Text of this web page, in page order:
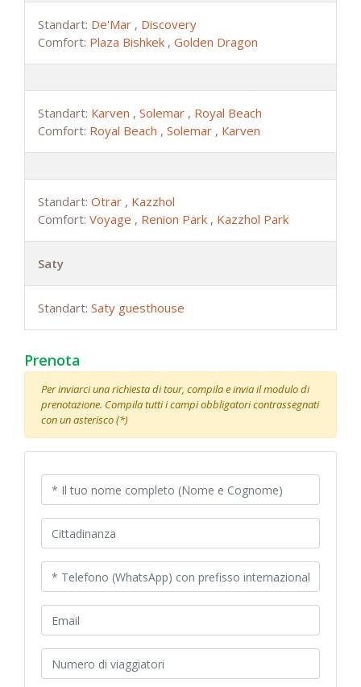
Standart: De'Mar , Discovery
Comfort: Plaza Bishkek , Golden Dragon
Standart: Каrven , Solemar , Royal Beach
Comfort: Royal Beach , Solemar , Каrven
Standart: Otrar , Kazzhol
Comfort: Voyage , Renion Park , Kazzhol Park
Saty
Standart: Saty guesthouse
Prenota
Per inviarci una richiesta di tour, compila e invia il modulo di
prenotazione. Compila tutti i campi obbligatori contrassegnati
con un asterisco (*)